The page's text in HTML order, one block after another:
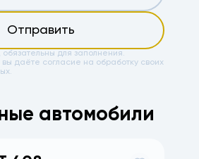
Отправить
для заполнения.
вы даёте согласие на обработку своих
автомобили